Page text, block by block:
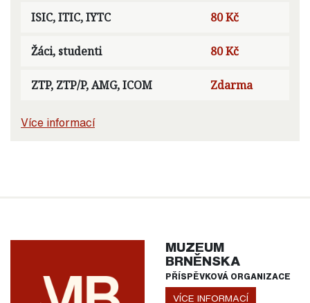
ISIC, ITIC, IYTC 80 Kč
Žáci, studenti 80 Kč
ZTP, ZTP/P, AMG, ICOM Zdarma
Více informací
MUZEUM
BRNĚNSKA
PŘÍSPĚVKOVÁ ORGANIZACE
VÍCE INFORMACÍ